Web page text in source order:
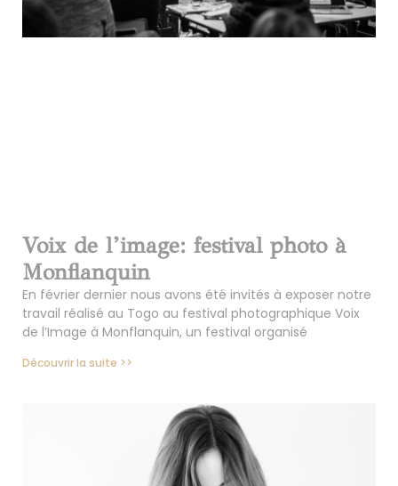
Voix de l’image: festival photo à
Monflanquin
En février dernier nous avons été invités à exposer notre
travail réalisé au Togo au festival photographique Voix
de l’Image à Monflanquin, un festival organisé
Découvrir la suite >>